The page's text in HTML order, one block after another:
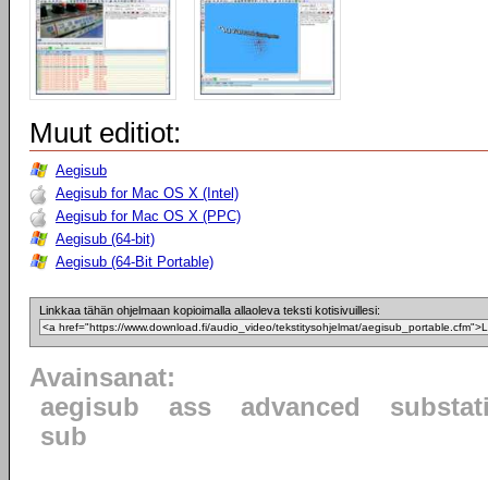
Muut editiot:
Aegisub
Aegisub for Mac OS X (Intel)
Aegisub for Mac OS X (PPC)
Aegisub (64-bit)
Aegisub (64-Bit Portable)
Linkkaa tähän ohjelmaan kopioimalla allaoleva teksti kotisivuillesi:
Avainsanat:
aegisub
ass advanced
sub